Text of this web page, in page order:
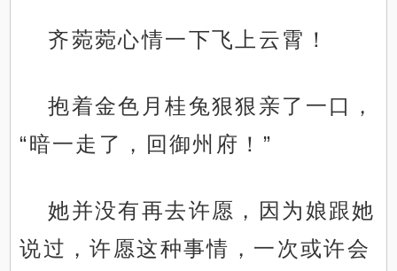
齐菀菀心情一下飞上云霄！
抱着金色月桂兔狠狠亲了一口，
“暗一走了，回御州府！”
她并没有再去许愿，因为娘跟她
说过，许愿这种事情，一次或许会